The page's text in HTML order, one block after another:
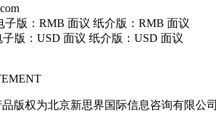
子版：RMB 面议 纸介版：RMB 面议
子版：USD 面议 纸介版：USD 面议
版权为北京新思界国际信息咨询有限公